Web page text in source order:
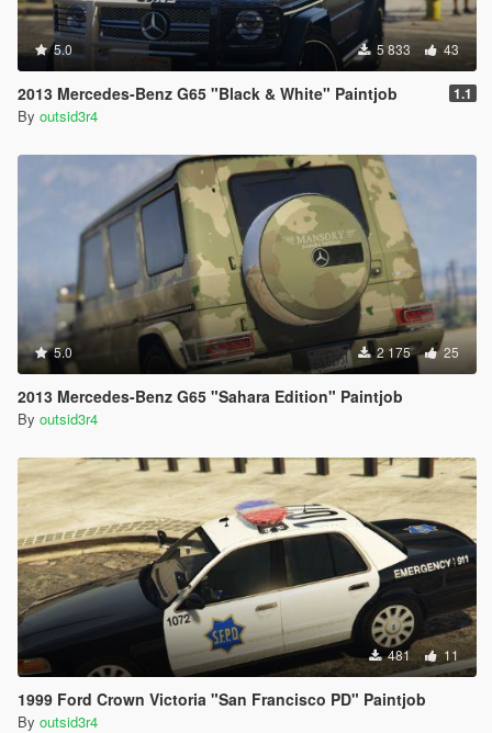
5.0 5 833 43
2013 Mercedes-Benz G65 "Black & White" Paintjob 1.1
By outsid3r4
5.0 2 175 25
2013 Mercedes-Benz G65 "Sahara Edition" Paintjob
By outsid3r4
481 11
1999 Ford Crown Victoria "San Francisco PD" Paintjob
By outsid3r4